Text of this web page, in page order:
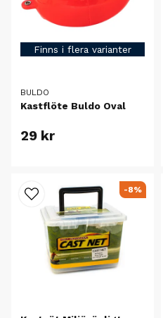
Finns i flera varianter
BULDO
Kastflöte Buldo Oval
29 kr
-8%